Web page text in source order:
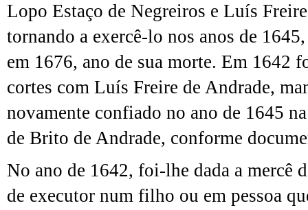
Lopo Estaço de Negreiros e Luís
tornando a exercê-lo nos anos de
em 1676, ano de sua morte. Em 1642
cortes com Luís Freire de Andrade,
novamente confiado no ano de 1645
de Brito de Andrade, conforme
No ano de 1642, foi-lhe dada a mercê
de executor num filho ou em pessoa